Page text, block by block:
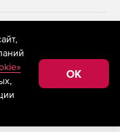
применяются
технологии
сбора,
к
Федерации)
OK